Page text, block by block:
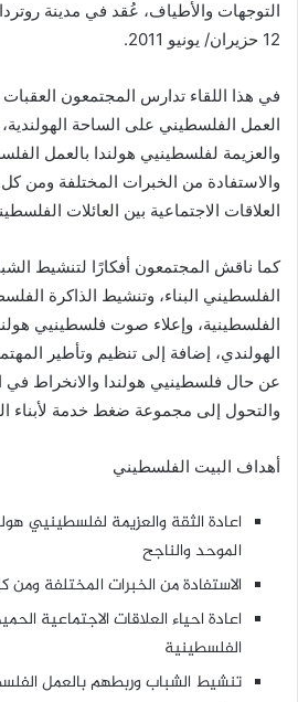
التوجهات والأطياف، عُقد في مدينة
12 حزيران/ يونيو 2011.
في هذا اللقاء تدارس المجتمعون العقبات
العمل الفلسطيني على الساحة
والعزيمة لفلسطينيي هولندا بالعمل
والاستفادة من الخبرات المختلفة ومن كل
العلاقات الاجتماعية بين العائلات
كما ناقش المجتمعون أفكارًا لتنشيط
الفلسطيني البناء، وتنشيط الذاكرة
الفلسطينية، وإعلاء صوت فلسطينيي
الهولندي، إضافة إلى تنظيم وتأطير
عن حال فلسطينيي هولندا والانخراط في
والتحول إلى مجموعة ضغط خدمة لأبناء
أهداف البيت الفلسطيني
اعادة الثقة والعزيمة لفلسطينيي
الموحد والناجح
الاستفادة من الخبرات المختلفة ومن
اعادة احياء العلاقات الاجتماعية
الفلسطينية
تنشيط الشباب وربطهم بالعمل